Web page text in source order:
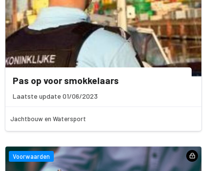
Pas op voor smokkelaars
Laatste update 01/06/2023
Jachtbouw en Watersport
Voorwaarden